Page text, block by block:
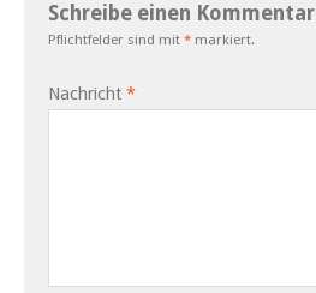
Schreibe einen Kommentar
Pflichtfelder sind mit * markiert.
Nachricht *